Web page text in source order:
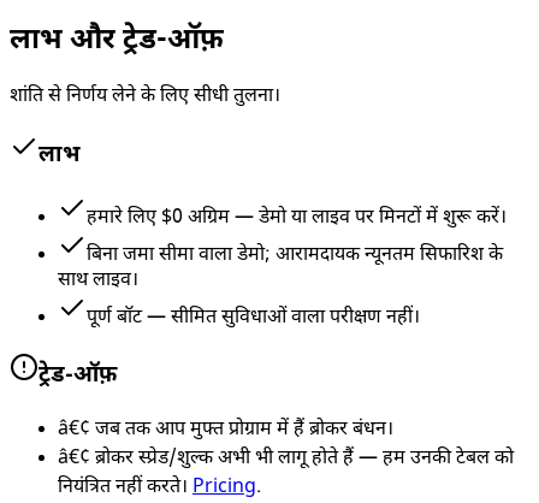
लाभ और ट्रेड-ऑफ़
शांति से निर्णय लेने के लिए सीधी तुलना।
लाभ
हमारे लिए $0 अग्रिम — डेमो या लाइव पर मिनटों में शुरू करें।
बिना जमा सीमा वाला डेमो; आरामदायक न्यूनतम सिफारिश के
साथ लाइव।
पूर्ण बॉट — सीमित सुविधाओं वाला परीक्षण नहीं।
ट्रेड-ऑफ़
â€¢ जब तक आप मुफ्त प्रोग्राम में हैं ब्रोकर बंधन।
â€¢ ब्रोकर स्प्रेड/शुल्क अभी भी लागू होते हैं — हम उनकी टेबल को
नियंत्रित नहीं करते। Pricing.